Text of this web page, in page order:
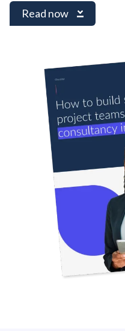
Read now